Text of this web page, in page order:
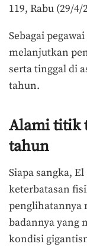
119, Rabu (29/4/
Sebagai
melanjutkan
serta tinggal di
tahun.
Alami titik
tahun
Siapa sangka,
keterbatasan
penglihatannya
badannya yang
kondisi